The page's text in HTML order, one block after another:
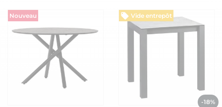
Nouveau Vide entrepôt
-18%